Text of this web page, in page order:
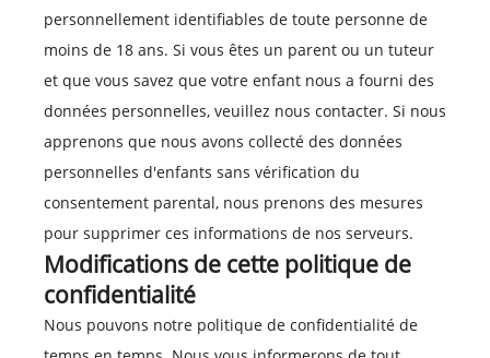
personnellement identifiables de toute personne de
moins de 18 ans. Si vous êtes un parent ou un tuteur
et que vous savez que votre enfant nous a fourni des
données personnelles, veuillez nous contacter. Si nous
apprenons que nous avons collecté des données
personnelles d'enfants sans vérification du
consentement parental, nous prenons des mesures
pour supprimer ces informations de nos serveurs.
Modifications de cette politique de
confidentialité
Nous pouvons notre politique de confidentialité de